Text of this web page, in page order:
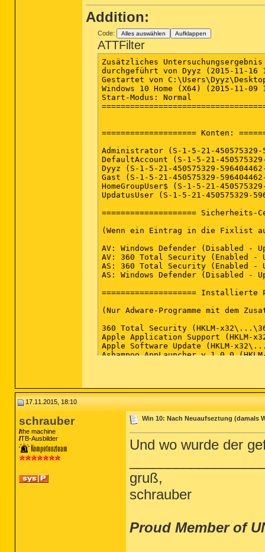
Addition:
Code: Alles auswählen Aufklappen
ATTFilter
Zusätzliches Untersuchungsergebnis von Farbar Recovery Scan Tool (x64) Version:07-11-2015
durchgeführt von Dyyz (2015-11-16 12:06:01)
Gestartet von C:\Users\Dyyz\Desktop
Windows 10 Home (X64) (2015-11-09 13:38:18)
Start-Modus: Normal
==========================================================


==================== Konten: =============================

Administrator (S-1-5-21-450575329-596404462-1675195220-500 - Administrator - Disabled)
DefaultAccount (S-1-5-21-450575329-596404462-1675195220-503 - Limited - Disabled)
Dyyz (S-1-5-21-450575329-596404462-1675195220-1002 - Administrator - Enabled) => C:\Users\Dyyz
Gast (S-1-5-21-450575329-596404462-1675195220-501 - Limited - Disabled)
HomeGroupUser$ (S-1-5-21-450575329-596404462-1675195220-1004 - Limited - Enabled)
UpdatusUser (S-1-5-21-450575329-596404462-1675195220-1001 - Limited - Enabled) => C:\Users\UpdatusUser

==================== Sicherheits-Center ========================

(Wenn ein Eintrag in die Fixlist aufgenommen wird, wird er entfernt.)

AV: Windows Defender (Disabled - Up to date) {D68DDC3A-831F-4fae-9E44-DA132C1ACF46}
AV: 360 Total Security (Enabled - Up to date) {2B66EE1E-E5C8-C2F7-648F-4E55AC68D37D}
AS: 360 Total Security (Enabled - Up to date) {90070FFA-C3F2-CD79-5E3F-7527D7EF99C0}
AS: Windows Defender (Disabled - Up to date) {D68DDC3A-831F-4fae-9E44-DA132C1ACF46}

==================== Installierte Programme ======================

(Nur Adware-Programme mit dem Zusatz "Hidden" können in die Fixlist aufgenommen werden, um sie sichtbar zu machen. Die Adware-Programme sollten manuell deinstalliert werden.)

360 Total Security (HKLM-x32\...\360TotalSecurity) (Version: 8.0.0.1058 - 360 Security Center)
Apple Application Support (HKLM-x32\...\{5D09C772-ECB3-442B-9CC6-B4341C78FDC2}) (Version: 2.3.4 - Apple Inc.)
Apple Software Update (HKLM-x32\...\{789A5B64-9DD9-4BA5-915A-F0FC0A1B7BFE}) (Version: 2.1.3.127 - Apple Inc.)
Ashampoo AppLauncher v.1.0.0 (HKLM-x32\...\Ashampoo AppLauncher_is1) (Version: 1.0.0 - Ashampoo GmbH & Co. KG)
Ashampoo Burning Studio 11 v.11.0.4 (HKLM-x32\...\Ashampoo Burning Studio 11_is1) (Version: 11.0.4 - Ashampoo GmbH & Co. KG)
Ashampoo Core Tuner 2 v.2.0.1 (HKLM-x32\...\Ashampoo Core Tuner 2_is1) (Version: 2.01 - Ashampoo GmbH & Co. KG)
Ashampoo GetBack Photo v.1.0.1 (HKLM-x32\...\Ashampoo GetBack Photo_is1) (Version: 1.0.1 - Ashampoo GmbH & Co. KG)
Ashampoo HDD Control 2 v.2.1.0 (HKLM-x32\...\Ashampoo HDD Control 2_is1) (Version: 2.1.0 - Ashampoo GmbH & Co. KG)
Ashampoo Music Studio 4 v.4.0.1 (HKLM-x32\...\Ashampoo Music Studio 4_is1) (Version: 4.0.1 - Ashampoo GmbH & Co. KG)
Ashampoo Photo Commander 10 v.10.1.3 (HKLM-x32\...\Ashampoo Photo Commander 10_is1) (Version: 10.1.3 - Ashampoo GmbH & Co. KG)
Ashampoo Photo Optimizer 5 v.5.1.2 (HKLM-x32\...\Ashampoo Photo Optimizer 5_is1) (Version: 5.1.2 - Ashampoo GmbH & Co. KG)
Ashampoo Slideshow Studio HD 2 v.2.0.5 (HKLM-x32\...\Ashampoo Slideshow Studio HD 2_is1) (Version: 2.0.5 - Ashampoo GmbH & Co. KG)
Ashampoo Snap 5 v.5.1.5 (HKLM-x32\...\Ashampoo Snap 5_is1) (Version: 5.1.5 - Ashampoo GmbH & Co. KG)
Ashampoo UnInstaller 4 v.4.30 (HKLM-x32\...\Ashampoo UnInstaller 4_is1) (Version: 4.3.0 - Ashampoo GmbH & Co. KG)
Ashampoo Video Styler v.1.0.1 (HKLM-x32\...\Ashampoo Video Styler_is1) (Version: 1.0.1 - Ashampoo GmbH & Co. KG)
Ashampoo WinOptimizer 9 v.9.04.31 (HKLM-x32\...\Ashampoo WinOptimizer 9_is1) (Version: 9.04.31 - Ashampoo GmbH & Co. KG)
CCleaner (HKLM\...\CCleaner) (Version: 5.11 - Piriform)
Counter-Strike: Global Offensive (HKLM-x32\...\Steam App 730) (Version:  - Valve)
CyberLink Home Cinema 10 (HKLM-x32\...\InstallShield_{8F14AA37-5193-4A14-BD5B-BDF9B361AEF7}) (Version:
17.11.2015, 18:10
schrauber
the machine
TB-Ausbilder
Win 10: Nach Neuaufseztung (damals
Und wo wurde der
gruß,
schrauber
Proud Member of